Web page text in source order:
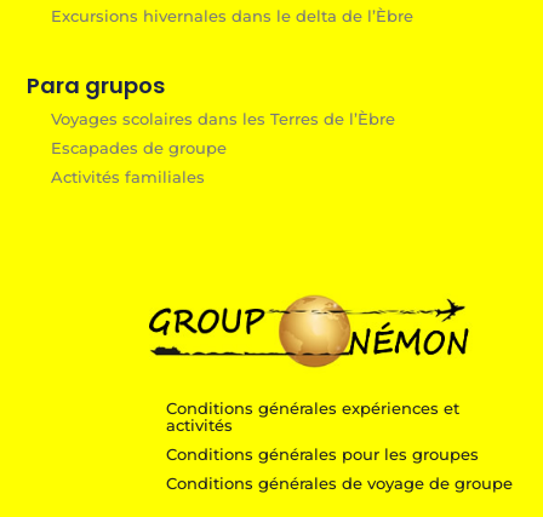
Excursions hivernales dans le delta de l’Èbre
Para grupos
Voyages scolaires dans les Terres de l’Èbre
Escapades de groupe
Activités familiales
Conditions générales expériences et
activités
Conditions générales pour les groupes
Conditions générales de voyage de groupe